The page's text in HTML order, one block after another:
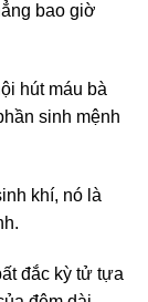
bao giờ
hút máu bà
sinh mệnh
khí, nó là
đắc kỳ tử tựa